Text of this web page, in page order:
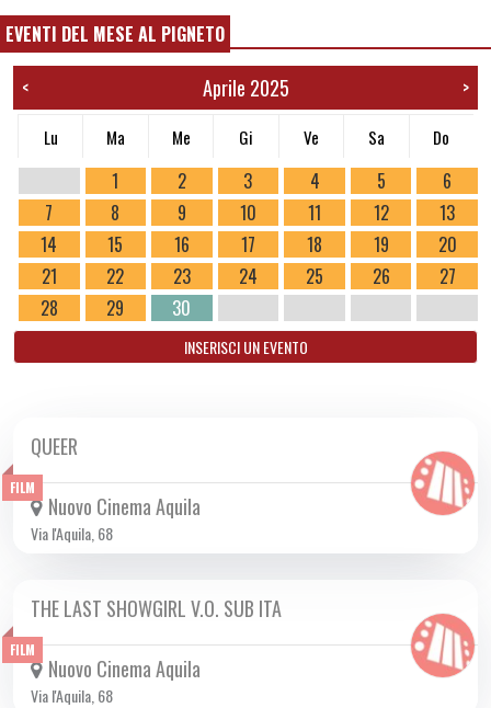
EVENTI DEL MESE AL PIGNETO
< Aprile 2025 >
Lu Ma Me Gi Ve Sa Do
1 2 3 4 5
6
7
8 9 10 11 12
13
14
15 16 17 18 19
20
21
22 23 24 25 26
27
28
29 30
INSERISCI UN EVENTO
FILM
DA SAB 29/03 A MER 28/05 2025
QUEER
Nuovo Cinema Aquila
Via l'Aquila, 68
FILM
DA GIO 03/04 A MER 30/04 2025
THE LAST SHOWGIRL V.O. SUB ITA
Nuovo Cinema Aquila
Via l'Aquila, 68